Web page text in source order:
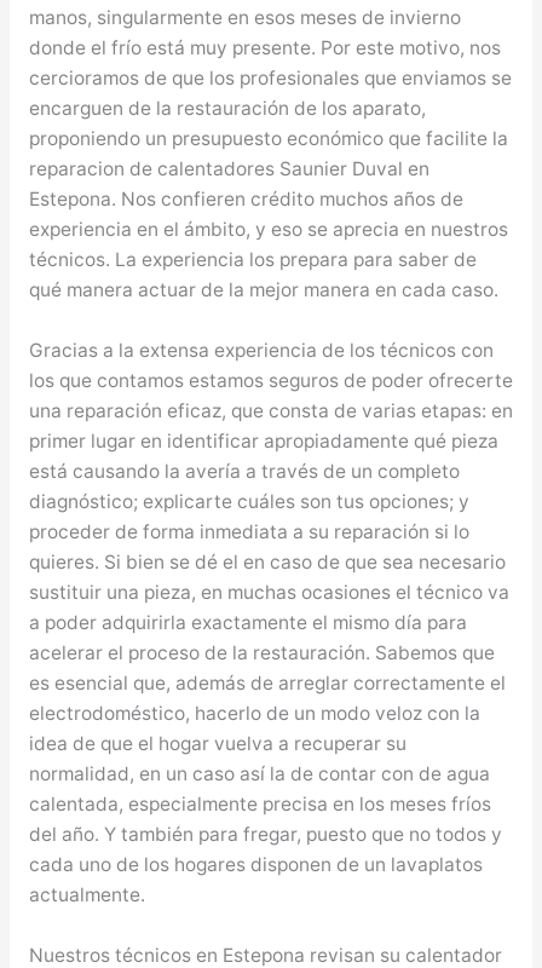
manos, singularmente en esos meses de invierno
donde el frío está muy presente. Por este motivo, nos
cercioramos de que los profesionales que enviamos se
encarguen de la restauración de los aparato,
proponiendo un presupuesto económico que facilite la
reparacion de calentadores Saunier Duval en
Estepona. Nos confieren crédito muchos años de
experiencia en el ámbito, y eso se aprecia en nuestros
técnicos. La experiencia los prepara para saber de
qué manera actuar de la mejor manera en cada caso.
Gracias a la extensa experiencia de los técnicos con
los que contamos estamos seguros de poder ofrecerte
una reparación eficaz, que consta de varias etapas: en
primer lugar en identificar apropiadamente qué pieza
está causando la avería a través de un completo
diagnóstico; explicarte cuáles son tus opciones; y
proceder de forma inmediata a su reparación si lo
quieres. Si bien se dé el en caso de que sea necesario
sustituir una pieza, en muchas ocasiones el técnico va
a poder adquirirla exactamente el mismo día para
acelerar el proceso de la restauración. Sabemos que
es esencial que, además de arreglar correctamente el
electrodoméstico, hacerlo de un modo veloz con la
idea de que el hogar vuelva a recuperar su
normalidad, en un caso así la de contar con de agua
calentada, especialmente precisa en los meses fríos
del año. Y también para fregar, puesto que no todos y
cada uno de los hogares disponen de un lavaplatos
actualmente.
Nuestros técnicos en Estepona revisan su calentador